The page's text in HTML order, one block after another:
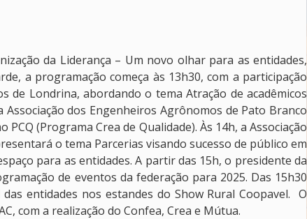
da Liderança – Um novo olhar para as entidades,
a programação começa às 13h30, com a participação
de Londrina, abordando o tema Atração de acadêmicos
Associação dos Engenheiros Agrônomos de Pato Branco
(Programa Crea de Qualidade). Às 14h, a Associação
o tema Parcerias visando sucesso de público em
para as entidades. A partir das 15h, o presidente da
de eventos da federação para 2025. Das 15h30
entidades nos estandes do Show Rural Coopavel. O
com a realização do Confea, Crea e Mútua.